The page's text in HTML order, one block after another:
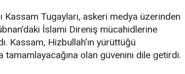
Kassam Tugayları, askeri medya üzerinden
İslami Direniş mücahidlerine
Kassam, Hizbullah’ın yürüttüğü
tamamlayacağına olan güvenini dile getirdi.